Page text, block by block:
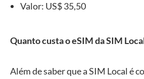
Valor: US$ 35,50
Quanto custa o eSIM da SIM
Além de saber que a SIM Local é